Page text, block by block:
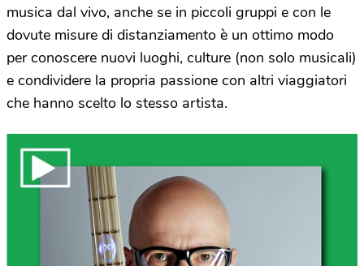
musica dal vivo, anche se in piccoli gruppi e con le
dovute misure di distanziamento è un ottimo modo
per conoscere nuovi luoghi, culture (non solo musicali)
e condividere la propria passione con altri viaggiatori
che hanno scelto lo stesso artista.